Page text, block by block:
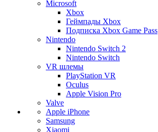
Microsoft
Xbox
Геймпады Xbox
Подписка Xbox Game Pass
Nintendo
Nintendo Switch 2
Nintendo Switch
VR шлемы
PlayStation VR
Oculus
Apple Vision Pro
Valve
Apple iPhone
Samsung
Xiaomi